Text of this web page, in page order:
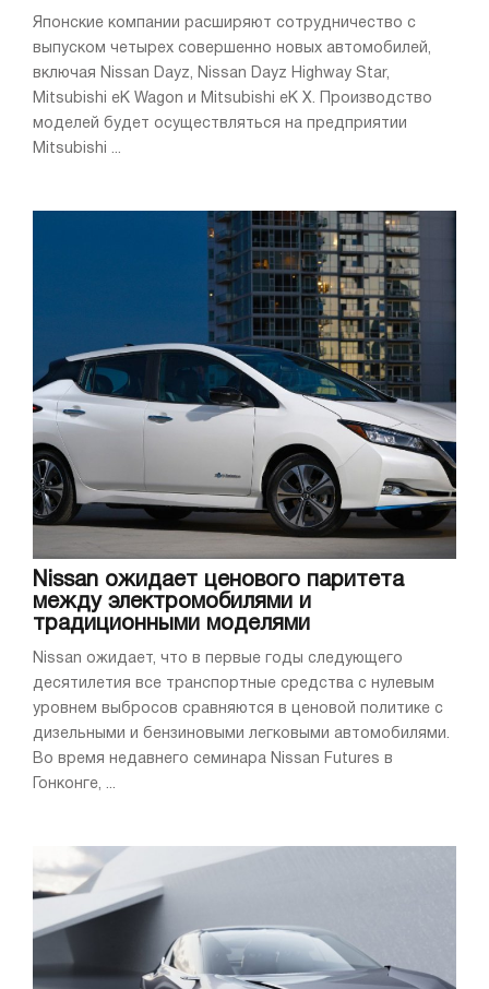
Японские компании расширяют сотрудничество с
выпуском четырех совершенно новых автомобилей,
включая Nissan Dayz, Nissan Dayz Highway Star,
Mitsubishi eK Wagon и Mitsubishi eK X. Производство
моделей будет осуществляться на предприятии
Mitsubishi ...
Nissan ожидает ценового паритета
между электромобилями и
традиционными моделями
Nissan ожидает, что в первые годы следующего
десятилетия все транспортные средства с нулевым
уровнем выбросов сравняются в ценовой политике с
дизельными и бензиновыми легковыми автомобилями.
Во время недавнего семинара Nissan Futures в
Гонконге, ...